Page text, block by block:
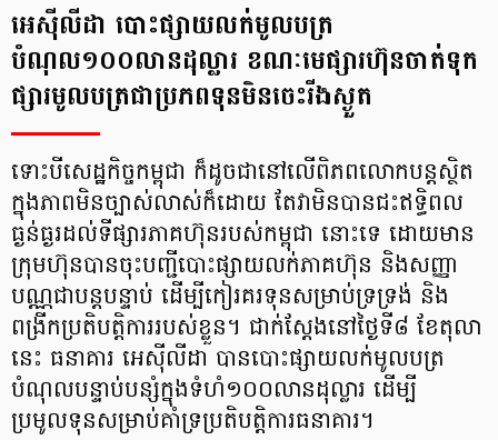
អេស៊ីលីដា បោះផ្សាយលក់មូលបត្រ
បំណុល១០០លានដុល្លារ ខណៈមេផ្សារហ៊ុនចាត់ទុក
ផ្សារមូលបត្រជាប្រភពទុនមិនចេះរីងស្ងួត
ទោះបីសេដ្ឋកិច្ចកម្ពុជា ក៏ដូចជានៅលើពិភពលោកបន្តស្ថិត
ក្នុងភាពមិនច្បាស់លាស់ក៏ដោយ តែវាមិនបានជះឥទ្ធិពល
ធ្ងន់ធ្ងរដល់ទីផ្សារភាគហ៊ុនរបស់កម្ពុជា នោះទេ ដោយមាន
ក្រុមហ៊ុនបានចុះបញ្ជីបោះផ្សាយលក់ភាគហ៊ុន និងសញ្ញា
បណ្ណជាបន្តបន្ទាប់ ដើម្បីកៀរគរទុនសម្រាប់ទ្រទ្រង់ និង
ពង្រីកប្រតិបត្តិការរបស់ខ្លួន។ ជាក់ស្ដែងនៅថ្ងៃទី៨ ខែតុលា
នេះ ធនាគារ អេស៊ីលីដា បានបោះផ្សាយលក់មូលបត្រ
បំណុលបន្ទាប់បន្សំក្នុងទំហំ១០០លានដុល្លារ ដើម្បី
ប្រមូលទុនសម្រាប់គាំទ្រប្រតិបត្តិការធនាគារ។